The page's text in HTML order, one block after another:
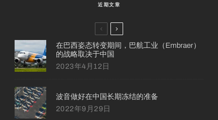
近期文章
在巴西姿态转变期间，巴航工业（Embraer）
的战略取决于中国
2023年4月12日
波音做好在中国长期冻结的准备
2022年9月29日